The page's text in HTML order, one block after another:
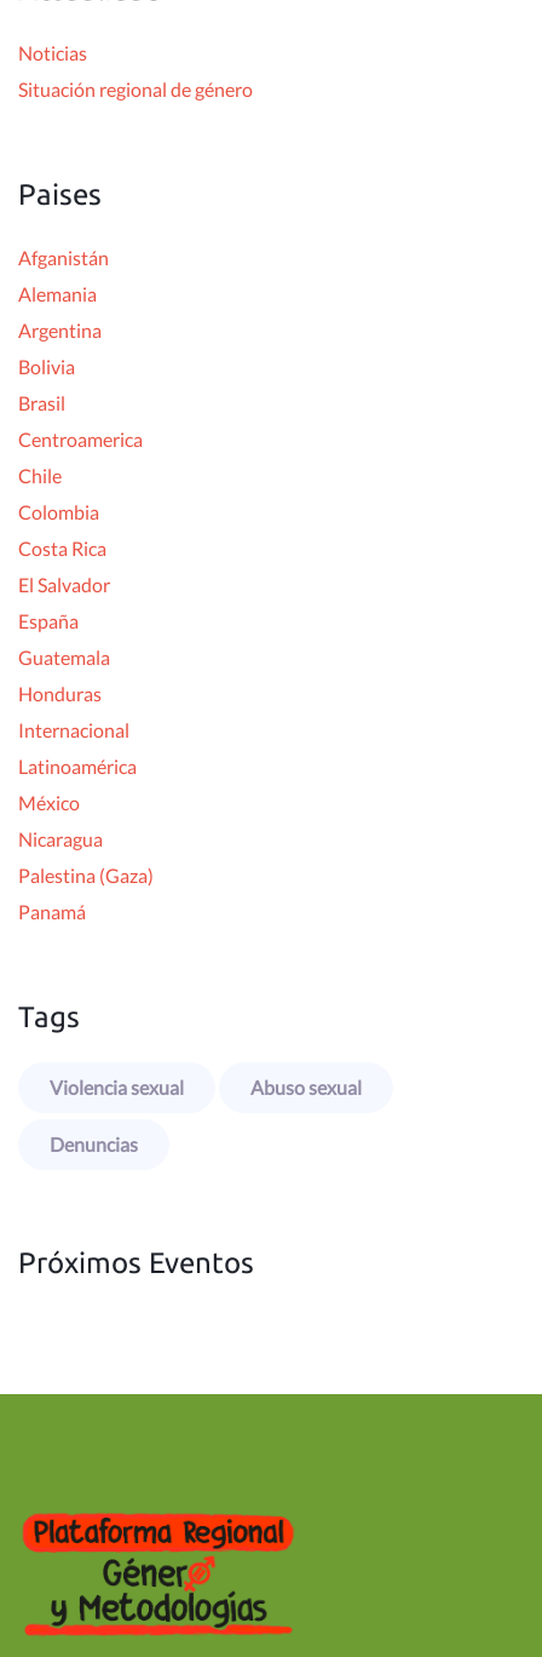
:
Noticias
Situación regional de género
Paises
Afganistán
Alemania
Argentina
Bolivia
Brasil
Centroamerica
Chile
Colombia
Costa Rica
El Salvador
España
Guatemala
Honduras
Internacional
Latinoamérica
México
Nicaragua
Palestina (Gaza)
Panamá
Tags
Violencia sexual Abuso sexual
Denuncias
Próximos Eventos